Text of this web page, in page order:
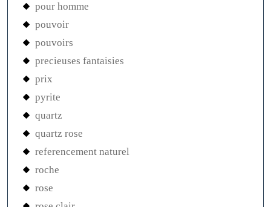
pour homme
pouvoir
pouvoirs
precieuses fantaisies
prix
pyrite
quartz
quartz rose
referencement naturel
roche
rose